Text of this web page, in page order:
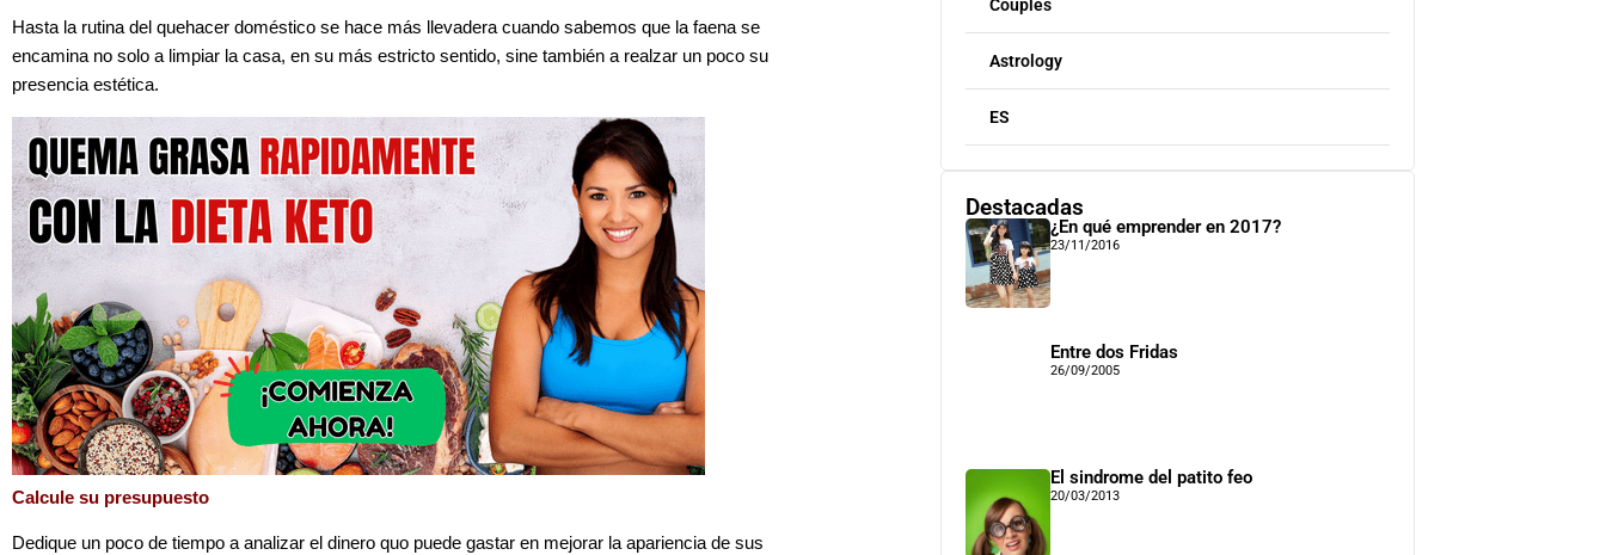
Hasta la rutina del quehacer doméstico se hace más llevadera cuando sabemos que la faena se
encamina no solo a limpiar la casa, en su más estricto sentido, sine también a realzar un poco su
presencia estética.
Calcule su presupuesto
Dedique un poco de tiempo a analizar el dinero quo puede gastar en mejorar la apariencia de sus
Couples
Astrology
ES
Destacadas
¿En qué emprender en 2017?
23/11/2016
Entre dos Fridas
26/09/2005
El sindrome del patito feo
20/03/2013